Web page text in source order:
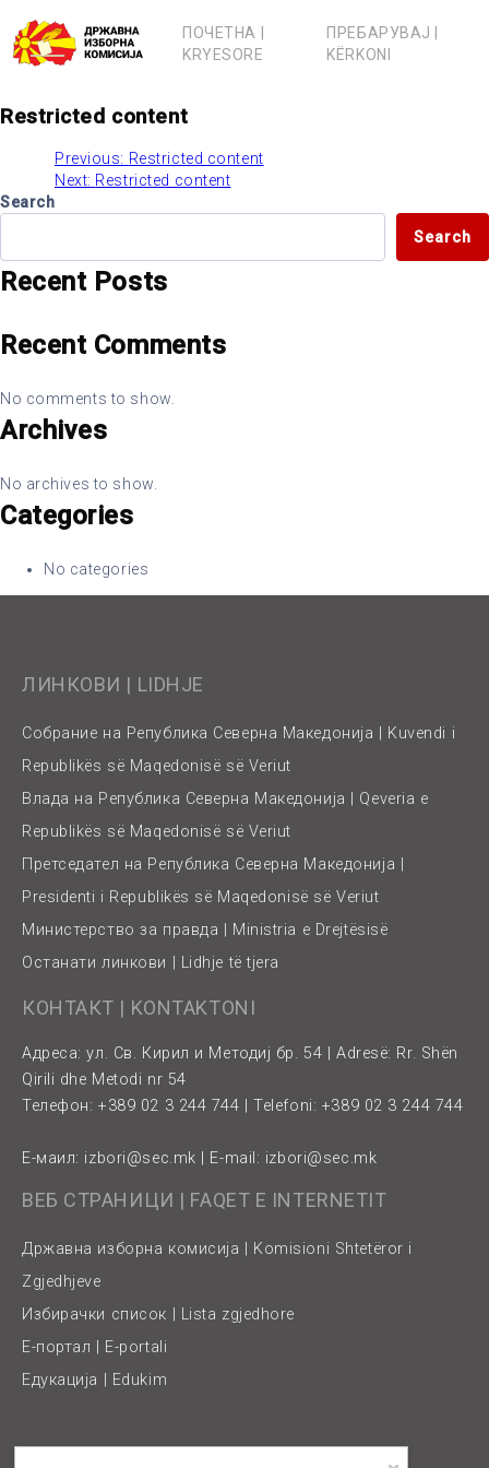
content
ПОЧЕТНА |
KRYESORE
ПРЕБАРУВАЈ |
KËRKONI
Restricted content
Post
navigation
Previous: Restricted content
Next: Restricted content
Search
Search
Recent Posts
Recent Comments
No comments to show.
Archives
No archives to show.
Categories
No categories
ЛИНКОВИ | LIDHJE
Собрание на Република Северна Македонија | Kuvendi i
Republikës së Maqedonisë së Veriut
Влада на Република Северна Македонија | Qeveria e
Republikës së Maqedonisë së Veriut
Претседател на Република Северна Македонија |
Presidenti i Republikës së Maqedonisë së Veriut
Министерство за правда | Ministria e Drejtësisë
Останати линкови | Lidhje të tjera
КОНТАКТ | KONTAKTONI
Адреса: ул. Св. Кирил и Методиј бр. 54 | Adresë: Rr. Shën
Qirili dhe Metodi nr 54
Телефон: +389 02 3 244 744 | Telefoni: +389 02 3 244 744
Е-маил: izbori@sec.mk | E-mail: izbori@sec.mk
ВЕБ СТРАНИЦИ | FAQET E INTERNETIT
Државна изборна комисија | Komisioni Shtetëror i
Zgjedhjeve
Избирачки список | Lista zgjedhore
Е-портал | E-portali
Едукација | Edukim